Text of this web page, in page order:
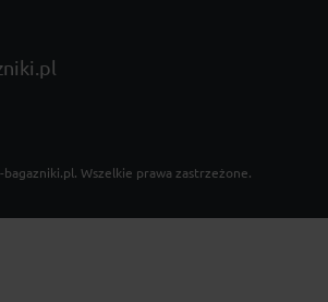
bagazniki.pl . Wszelkie prawa zastrzeżone.